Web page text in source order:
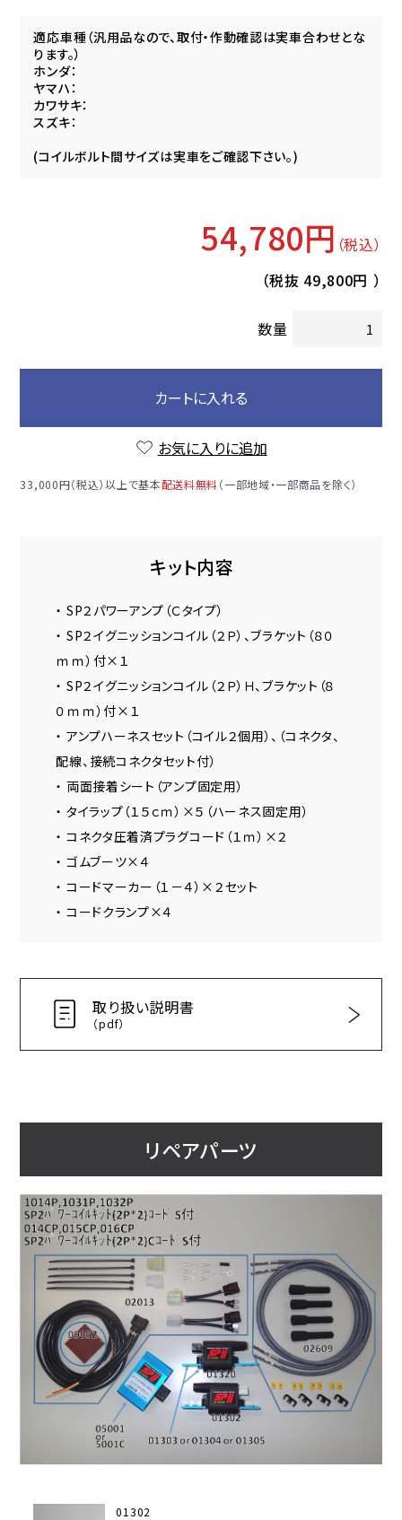
適応車種（汎用品なので、取付・作動確認は実車合わせとな
ります。）
ホンダ：
ヤマハ：
カワサキ：
スズキ：
(コイルボルト間サイズは実車をご確認下さい。)
54,780円 （税込）
（税抜 49,800円 ）
数量
カートに入れる
お気に入りに追加
33,000円（税込）以上で基本配送料無料（一部地域・一部商品を除く）
キット内容
・ SP２パワーアンプ（Ｃタイプ）
・ SP２イグニッションコイル（２Ｐ）、ブラケット（８０
ｍｍ）付×１
・ SP２イグニッションコイル（２Ｐ）Ｈ、ブラケット（８
０ｍｍ）付×１
・ アンプハーネスセット（コイル２個用）、（コネクタ、
配線、接続コネクタセット付）
・ 両面接着シート（アンプ固定用）
・ タイラップ（１５ｃｍ）×５（ハーネス固定用）
・ コネクタ圧着済プラグコード（１ｍ）×２
・ ゴムブーツ×４
・ コードマーカー（１－４）×２セット
・ コードクランプ×４
取り扱い説明書
（pdf）
リペアパーツ
01302